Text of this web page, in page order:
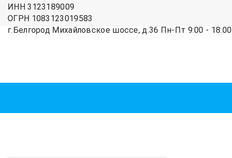
ИНН 3123189009
ОГРН 1083123019583
г.Белгород Михайловское шоссе, д.36 Пн-Пт 9:00 - 18:00